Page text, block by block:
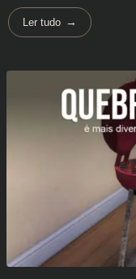
Ler tudo